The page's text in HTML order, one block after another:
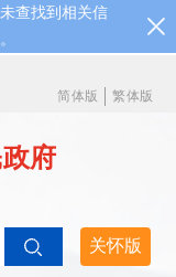
查找到相关信
简体版
繁体版
府
关怀版